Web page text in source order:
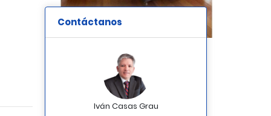
Contáctanos
Iván Casas Grau